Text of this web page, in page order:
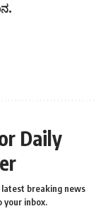
Daily
latest breaking news
your inbox.